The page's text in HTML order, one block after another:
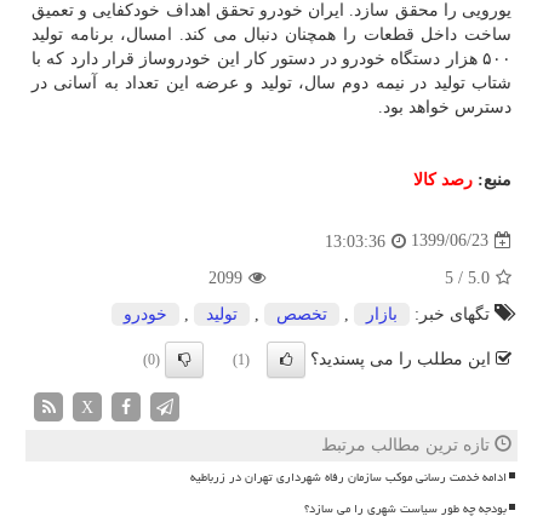
یورویی را محقق سازد. ایران خودرو تحقق اهداف خودکفایی و تعمیق
ساخت داخل قطعات را همچنان دنبال می کند. امسال، برنامه تولید
۵۰۰ هزار دستگاه خودرو در دستور کار این خودروساز قرار دارد که با
شتاب تولید در نیمه دوم سال، تولید و عرضه این تعداد به آسانی در
دسترس خواهد بود.
منبع: رصد كالا
1399/06/23
13:03:36
5.0
/
5
2099
تگهای خبر:
بازار تخصص تولید خودرو
این مطلب را می پسندید؟ (1)
(0)
X
تازه ترین مطالب مرتبط
ادامه خدمت رسانی موکب سازمان رفاه شهرداری تهران در زرباطیه
بودجه چه طور سیاست شهری را می سازد؟